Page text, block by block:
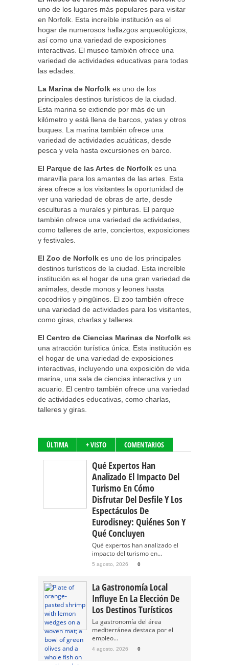
uno de los lugares más populares para visitar
en Norfolk. Esta increíble institución es el
hogar de numerosos hallazgos arqueológicos,
así como una variedad de exposiciones
interactivas. El museo también ofrece una
variedad de actividades educativas para todas
las edades.
La Marina de Norfolk es uno de los
principales destinos turísticos de la ciudad.
Esta marina se extiende por más de un
kilómetro y está llena de barcos, yates y otros
buques. La marina también ofrece una
variedad de actividades acuáticas, desde
pesca y vela hasta excursiones en barco.
El Parque de las Artes de Norfolk es una
maravilla para los amantes de las artes. Esta
área ofrece a los visitantes la oportunidad de
ver una variedad de obras de arte, desde
esculturas a murales y pinturas. El parque
también ofrece una variedad de actividades,
como talleres de arte, conciertos, exposiciones
y festivales.
El Zoo de Norfolk es uno de los principales
destinos turísticos de la ciudad. Esta increíble
institución es el hogar de una gran variedad de
animales, desde monos y leones hasta
cocodrilos y pingüinos. El zoo también ofrece
una variedad de actividades para los visitantes,
como giras, charlas y talleres.
El Centro de Ciencias Marinas de Norfolk es
una atracción turística única. Esta institución es
el hogar de una variedad de exposiciones
interactivas, incluyendo una exposición de vida
marina, una sala de ciencias interactiva y un
acuario. El centro también ofrece una variedad
de actividades educativas, como charlas,
talleres y giras.
ÚLTIMA + VISTO COMENTARIOS
Qué Expertos Han
Analizado El Impacto Del
Turismo En Cómo
Disfrutar Del Desfile Y Los
Espectáculos De
Eurodisney: Quiénes Son Y
Qué Concluyen
Qué expertos han analizado el
impacto del turismo en...
5 agosto, 2026 0
La Gastronomía Local
Influye En La Elección De
Los Destinos Turísticos
La gastronomía del área
mediterránea destaca por el
empleo...
4 agosto, 2026 0